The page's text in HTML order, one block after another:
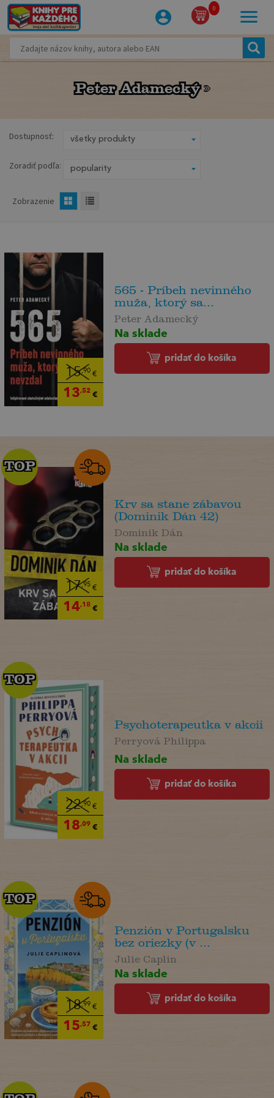
0
Peter Adamecký
Peter Adamecký
Dostupnosť:
Zoradiť podľa:
Zobrazenie
15,90€
13,52€
565 - Príbeh nevinného
muža, ktorý sa...
Peter Adamecký
Na sklade
pridať do košíka
17,95€
14,18€
TOP
TOP
Krv sa stane zábavou
(Dominik Dán 42)
Dominik Dán
Na sklade
pridať do košíka
22,90€
18,09€
TOP
TOP
Psychoterapeutka v akcii
Perryová Philippa
Na sklade
pridať do košíka
18,99 €
15,57 €
TOP
TOP
Penzión v Portugalsku
bez oriezky (v ...
Julie Caplin
Na sklade
pridať do košíka